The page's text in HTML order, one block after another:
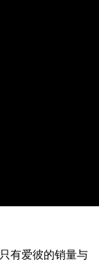
有爱彼的销量与